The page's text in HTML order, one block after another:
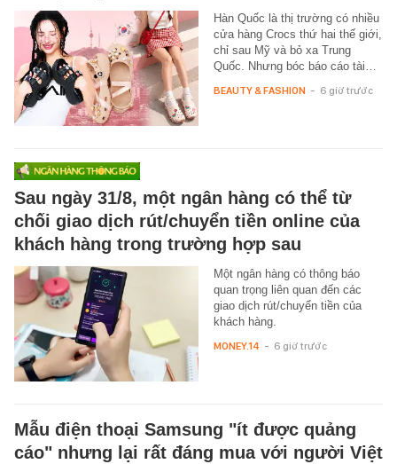
Hàn Quốc là thị trường có nhiều
cửa hàng Crocs thứ hai thế giới,
chỉ sau Mỹ và bỏ xa Trung
Quốc. Nhưng bóc báo cáo tài…
BEAUTY & FASHION - 6 giờ trước
Sau ngày 31/8, một ngân hàng có thể từ
chối giao dịch rút/chuyển tiền online của
khách hàng trong trường hợp sau
Một ngân hàng có thông báo
quan trọng liên quan đến các
giao dịch rút/chuyển tiền của
khách hàng.
MONEY.14 - 6 giờ trước
Mẫu điện thoại Samsung "ít được quảng
cáo" nhưng lại rất đáng mua với người Việt